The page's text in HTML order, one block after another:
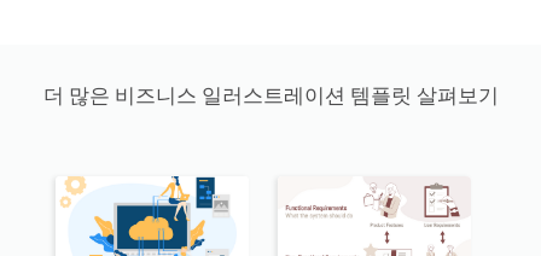
더 많은 비즈니스 일러스트레이션 템플릿 살펴보기